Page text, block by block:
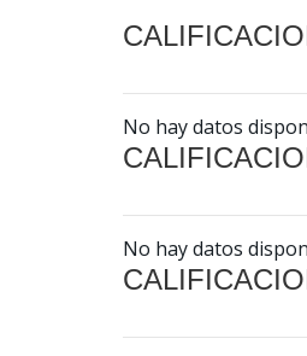
No hay datos
No hay datos